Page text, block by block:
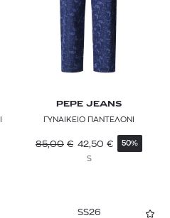
PEPE JEANS
ΓΥΝΑΙΚΕΙΟ ΠΑΝΤΕΛΟΝΙ
85,00 € 42,50 € 50%
S
SS26